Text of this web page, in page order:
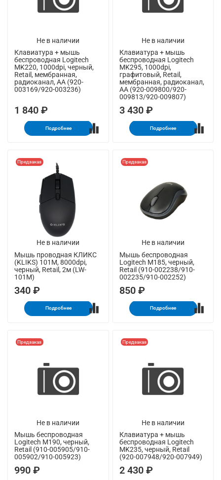
Не в наличии
Клавиатура + мышь
беспроводная Logitech
MK220, 1000dpi, черный,
Retail, мембранная,
радиоканал, AA (920-
003169/920-003236)
1 840 ₽
Подробнее
Не в наличии
Клавиатура + мышь
беспроводная Logitech
MK295, 1000dpi,
графитовый, Retail,
мембранная, радиоканал,
AA (920-009800/920-
009813/920-009807)
3 430 ₽
Подробнее
Не в наличии
Предзаказ
Мышь проводная КЛИКС
(KLIKS) 101M, 8000dpi,
черный, Retail, 2м (LW-
101M)
340 ₽
Подробнее
Не в наличии
Предзаказ
Мышь беспроводная
Logitech M185, черный,
Retail (910-002238/910-
002235/910-002252)
850 ₽
Подробнее
Не в наличии
Предзаказ
Мышь беспроводная
Logitech M190, черный,
Retail (910-005905/910-
005902/910-005923)
990 ₽
Не в наличии
Предзаказ
Клавиатура + мышь
беспроводная Logitech
MK235, черный, Retail
(920-007948/920-007949)
2 430 ₽